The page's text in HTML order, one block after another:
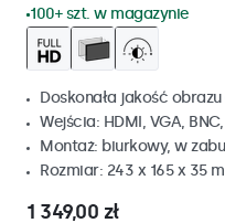
100+ szt. w magazynie
Doskonała jakość
Wejścia: HDMI, VGA,
Montaż: biurkowy, w
Rozmiar: 243 x 165 x 35
1 349,00 zł